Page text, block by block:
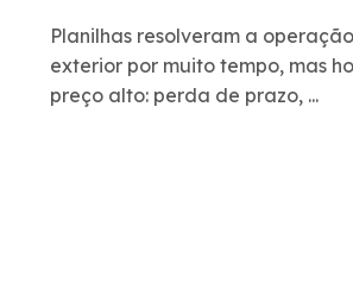
Planilhas resolveram a
exterior por muito tempo, mas
preço alto: perda de prazo, ...